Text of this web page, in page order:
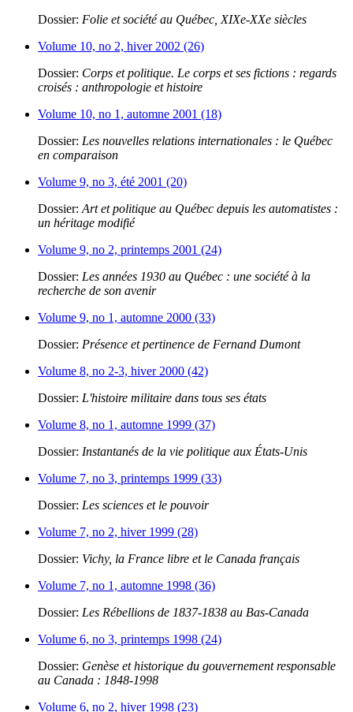
Dossier: Folie et société au Québec, XIXe-XXe siècles
Volume 10, no 2, hiver 2002 (26)
Dossier: Corps et politique. Le corps et ses fictions : regards
croisés : anthropologie et histoire
Volume 10, no 1, automne 2001 (18)
Dossier: Les nouvelles relations internationales : le Québec
en comparaison
Volume 9, no 3, été 2001 (20)
Dossier: Art et politique au Québec depuis les automatistes :
un héritage modifié
Volume 9, no 2, printemps 2001 (24)
Dossier: Les années 1930 au Québec : une société à la
recherche de son avenir
Volume 9, no 1, automne 2000 (33)
Dossier: Présence et pertinence de Fernand Dumont
Volume 8, no 2-3, hiver 2000 (42)
Dossier: L'histoire militaire dans tous ses états
Volume 8, no 1, automne 1999 (37)
Dossier: Instantanés de la vie politique aux États-Unis
Volume 7, no 3, printemps 1999 (33)
Dossier: Les sciences et le pouvoir
Volume 7, no 2, hiver 1999 (28)
Dossier: Vichy, la France libre et le Canada français
Volume 7, no 1, automne 1998 (36)
Dossier: Les Rébellions de 1837-1838 au Bas-Canada
Volume 6, no 3, printemps 1998 (24)
Dossier: Genèse et historique du gouvernement responsable
au Canada : 1848-1998
Volume 6, no 2, hiver 1998 (23)